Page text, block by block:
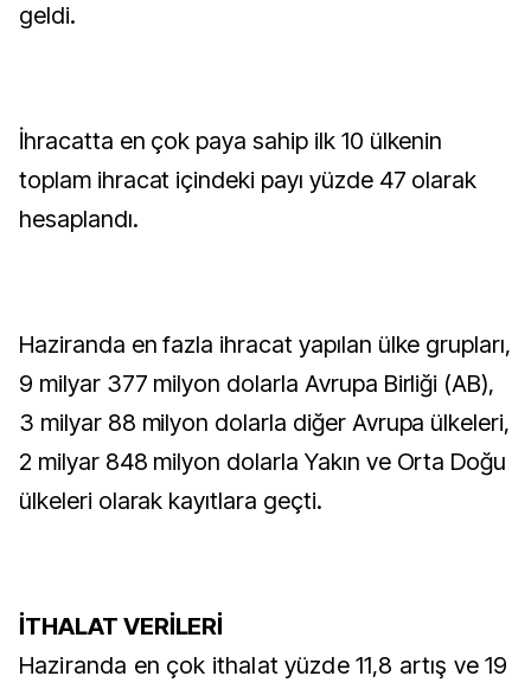
geldi.
İhracatta en çok paya sahip ilk 10 ülkenin
toplam ihracat içindeki payı yüzde 47 olarak
hesaplandı.
Haziranda en fazla ihracat yapılan ülke grupları,
9 milyar 377 milyon dolarla Avrupa Birliği (AB),
3 milyar 88 milyon dolarla diğer Avrupa ülkeleri,
2 milyar 848 milyon dolarla Yakın ve Orta Doğu
ülkeleri olarak kayıtlara geçti.
İTHALAT VERİLERİ
Haziranda en çok ithalat yüzde 11,8 artış ve 19